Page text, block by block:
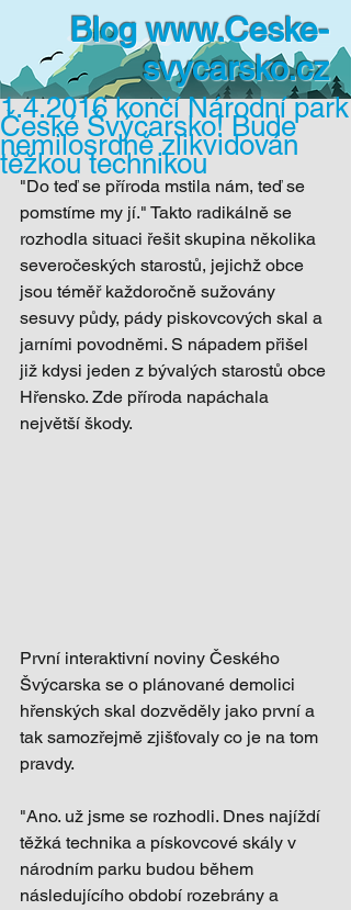
Blogwww.Ceske-
svycarsko.cz
1.4.2016 končí Národní park
České Švýcarsko! Bude
nemilosrdně zlikvidován
těžkou technikou
"Do teď se příroda mstila nám, teď se
pomstíme my jí." Takto radikálně se
rozhodla situaci řešit skupina několika
severočeských starostů, jejichž obce
jsou téměř každoročně sužovány
sesuvy půdy, pády piskovcových skal a
jarními povodněmi. S nápadem přišel
již kdysi jeden z bývalých starostů obce
Hřensko. Zde příroda napáchala
největší škody.
První interaktivní noviny Českého
Švýcarska se o plánované demolici
hřenských skal dozvěděly jako první a
tak samozřejmě zjišťovaly co je na tom
pravdy.
"Ano. už jsme se rozhodli. Dnes najíždí
těžká technika a pískovcové skály v
národním parku budou během
následujícího období rozebrány a